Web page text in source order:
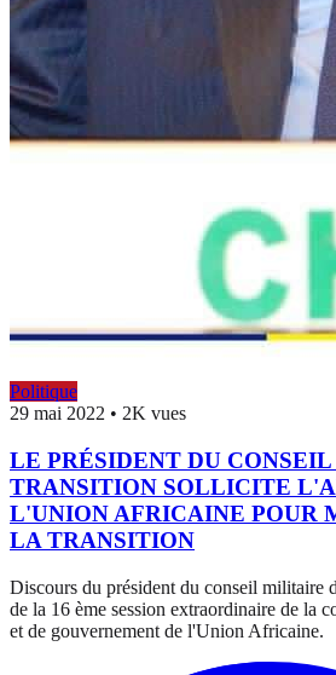
Politique
29 mai 2022 • 2K vues
LE PRÉSIDENT DU
TRANSITION SOLLICITE
L'UNION AFRICAINE POUR
LA TRANSITION
Discours du président du conseil militaire
de la 16 ème session extraordinaire de la
et de gouvernement de l'Union Africaine.